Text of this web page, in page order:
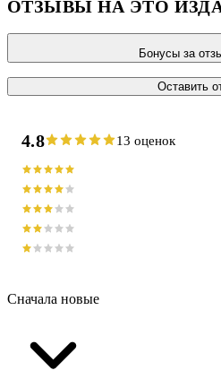
ОТЗЫВЫ НА ЭТО
Бонусы за
Оставить
4.8 13 оценок
Сначала новые